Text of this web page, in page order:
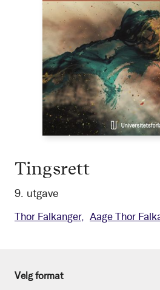
Tingsrett
9. utgave
Thor Falkanger Aage Thor
Velg format